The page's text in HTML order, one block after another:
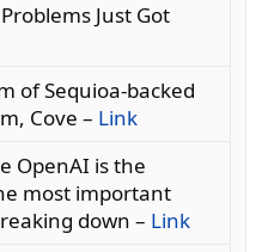
Just Got
of Sequioa-backed
Cove – Link
OpenAI is the
most important
down – Link